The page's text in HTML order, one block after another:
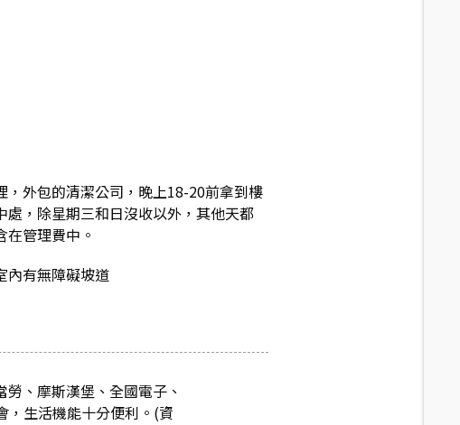
，外包的清潔公司，晚上18-20前拿到樓
處，除星期三和日沒收以外，其他天都
在管理費中。
內有無障礙坡道
、摩斯漢堡、全國電子、
，生活機能十分便利。(資